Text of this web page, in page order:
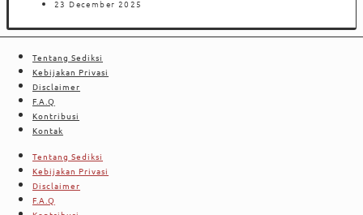
23 December 2025
Tentang Sediksi
Kebijakan Privasi
Disclaimer
F.A.Q
Kontribusi
Kontak
Tentang Sediksi
Kebijakan Privasi
Disclaimer
F.A.Q